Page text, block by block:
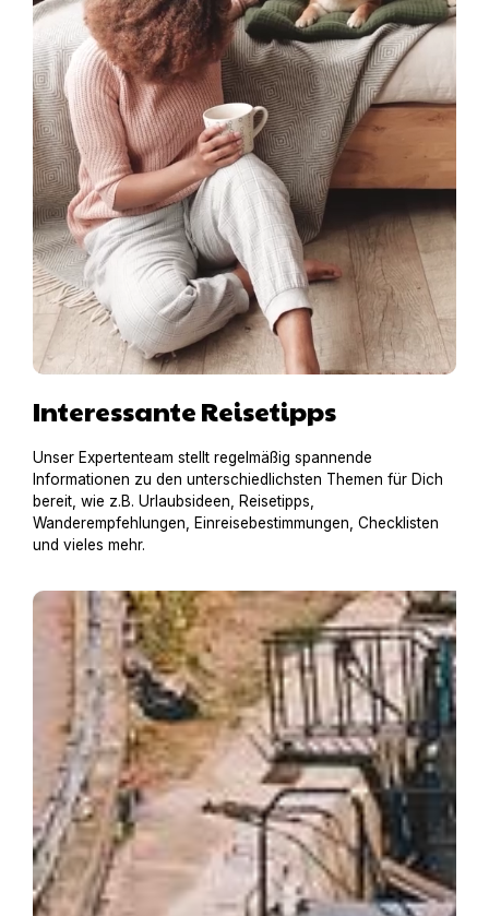
Interessante Reisetipps
Unser Expertenteam stellt regelmäßig spannende
Informationen zu den unterschiedlichsten Themen für Dich
bereit, wie z.B. Urlaubsideen, Reisetipps,
Wanderempfehlungen, Einreisebestimmungen, Checklisten
und vieles mehr.
Hausboot mit Hund